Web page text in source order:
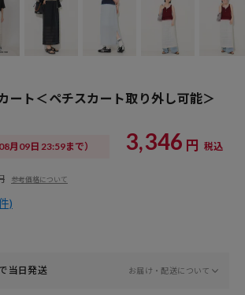
ート＜ペチスカート取り外し可能＞
08月09日 23:59まで） 3,346 円 税込
参考価格について
)
当日発送 お届け・配送について